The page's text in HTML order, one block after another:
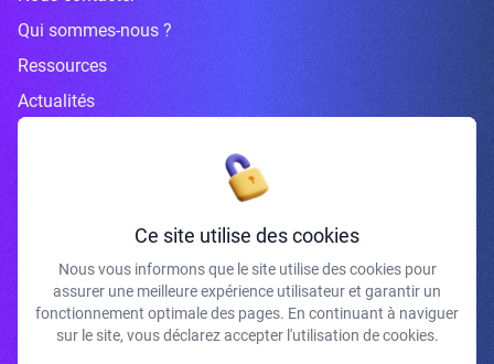
Qui sommes-nous ?
Ressources
Actualités
Inscrivez-vous à la newsletter
J'accepte de recevoir vos e-mails et confirme avoir pris connaissance de
votre politique de confidentialité et mentions légales.
Ce site utilise des cookies
Nous vous informons que le site utilise des cookies pour
assurer une meilleure expérience utilisateur et garantir un
fonctionnement optimale des pages. En continuant à naviguer
sur le site, vous déclarez accepter l'utilisation de cookies.